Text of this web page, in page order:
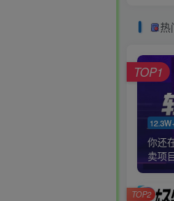
热
你还
卖项
TOP1
TOP2